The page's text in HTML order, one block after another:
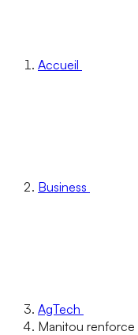
Accueil
Business
AgTech
Manitou renforce